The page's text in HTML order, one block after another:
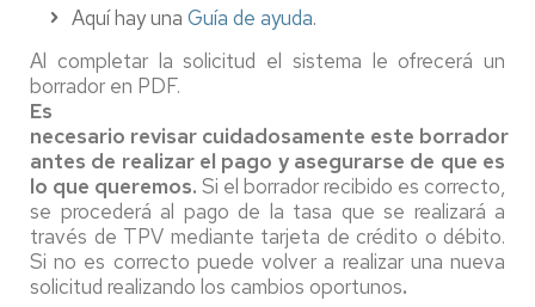
Aquí hay una Guía de ayuda.
Al completar la solicitud el sistema le ofrecerá un
borrador en PDF.
Es
necesario revisar cuidadosamente este borrador
antes de realizar el pago y asegurarse de que es
lo que queremos. Si el borrador recibido es correcto,
se procederá al pago de la tasa que se realizará a
través de TPV mediante tarjeta de crédito o débito.
Si no es correcto puede volver a realizar una nueva
solicitud realizando los cambios oportunos.